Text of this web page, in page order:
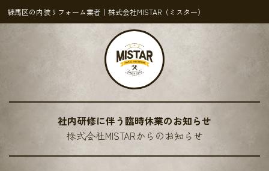
練馬区の内装リフォーム業者｜株式会社MISTAR（ミスター）
社内研修に伴う臨時休業のお知らせ
株式会社MISTARからのお知らせ